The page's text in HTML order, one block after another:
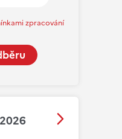
zpracování